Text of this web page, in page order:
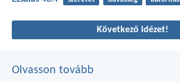
Következő idézet!
Olvasson tovább